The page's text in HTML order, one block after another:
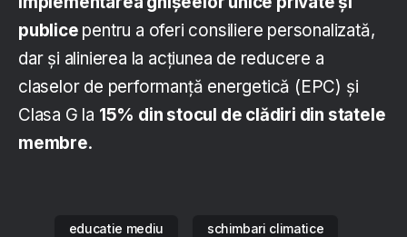
publice pentru a oferi consiliere personalizată,
dar și alinierea la acțiunea de reducere a
claselor de performanță energetică (EPC) și
Clasa G la 15% din stocul de clădiri din statele
membre.
educatie mediu schimbari climatice